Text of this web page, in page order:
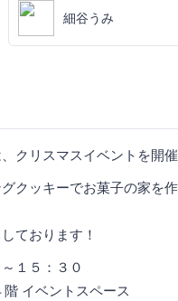
細谷うみ
クリスマスイベントを開
クッキーでお菓子の家を
ております！
１５：３０
イベントスペース